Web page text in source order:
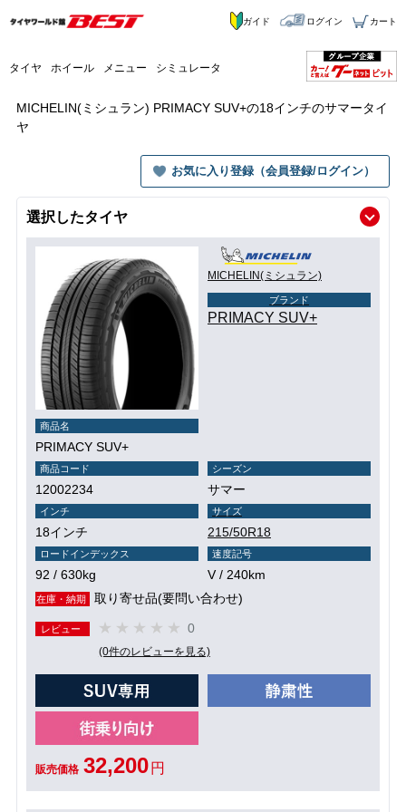
タイヤ ホイール メニュー シミュレータ
ガイド ログイン カート
MICHELIN(ミシュラン) PRIMACY SUV+の18インチのサマータイ
ヤ
お気に入り登録（会員登録/ログイン）
選択したタイヤ
MICHELIN(ミシュラン)
ブランド
PRIMACY SUV+
商品名
PRIMACY SUV+
商品コード
12002234
シーズン
サマー
インチ
18インチ
サイズ
215/50R18
ロードインデックス
92 / 630kg
速度記号
V / 240km
在庫・納期 取り寄せ品(要問い合わせ)
レビュー 0
(0件のレビューを見る)
販売価格 32,200 円